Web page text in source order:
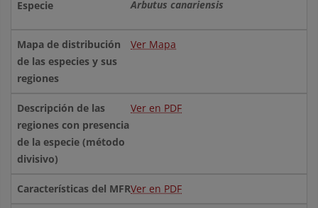
Arbutus canariensis
Ver Mapa
Ver en PDF
Ver en PDF